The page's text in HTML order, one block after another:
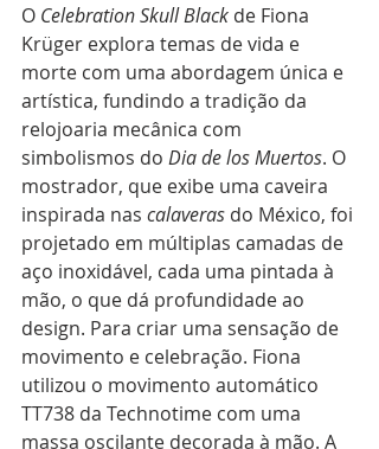
O Celebration Skull Black de Fiona
Krüger explora temas de vida e
morte com uma abordagem única e
artística, fundindo a tradição da
relojoaria mecânica com
simbolismos do Dia de los Muertos. O
mostrador, que exibe uma caveira
inspirada nas calaveras do México, foi
projetado em múltiplas camadas de
aço inoxidável, cada uma pintada à
mão, o que dá profundidade ao
design. Para criar uma sensação de
movimento e celebração. Fiona
utilizou o movimento automático
TT738 da Technotime com uma
massa oscilante decorada à mão. A